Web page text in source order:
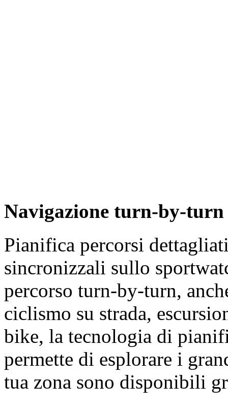
Navigazione turn-by-turn
Pianifica percorsi
sincronizzali sullo
percorso turn-by-turn,
ciclismo su strada,
bike, la tecnologia di
permette di esplorare i
tua zona sono disponibili